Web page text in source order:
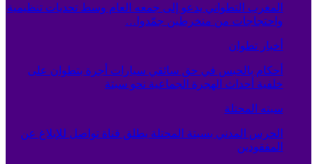
المغرب التطواني يدعو إلى جمعه العام وسط تحديات تنظيمية
واحتجاجات من منخرطين جمّدوا…
أخبار تطوان
أحكام بالحبس في حق سائقي سيارات أجرة بتطوان على
خلفية أحداث الهجرة الجماعية نحو سبتة
سبته المحتلة
الحرس المدني بسبتة المحتلة يطلق قناة تواصل للإبلاغ عن
المفقودين